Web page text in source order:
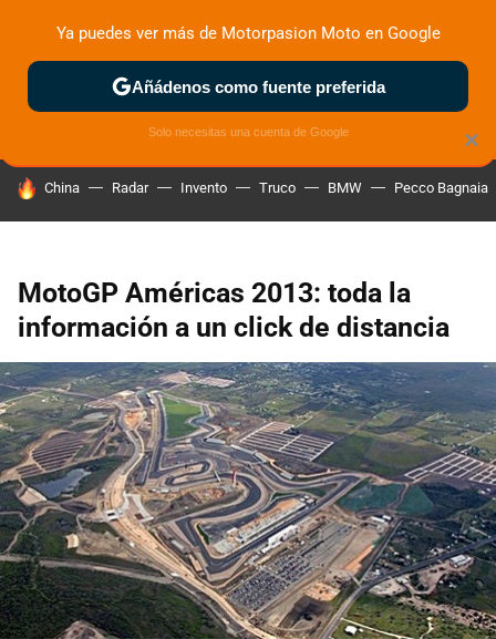
ZONA DE PRUEBAS DEPORTIVAS MOTOS ELÉCTRICAS
HOY SE HABLA DE
China Radar Invento Truco BMW Pecco Bagnaia
MotoGP Américas 2013: toda la
información a un click de distancia
×
Ya puedes ver más de Motorpasion Moto en Google
Añádenos como fuente preferida
Solo necesitas una cuenta de Google